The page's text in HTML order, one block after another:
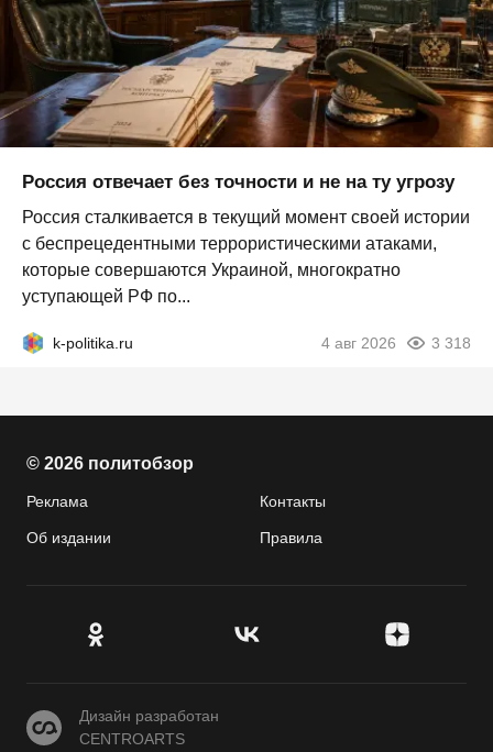
Россия отвечает без точности и не на ту угрозу
Россия сталкивается в текущий момент своей истории
с беспрецедентными террористическими атаками,
которые совершаются Украиной, многократно
уступающей РФ по...
k-politika.ru 4 авг 2026 3 318
© 2026 политобзор
Реклама Контакты
Об издании Правила
CENTROARTS